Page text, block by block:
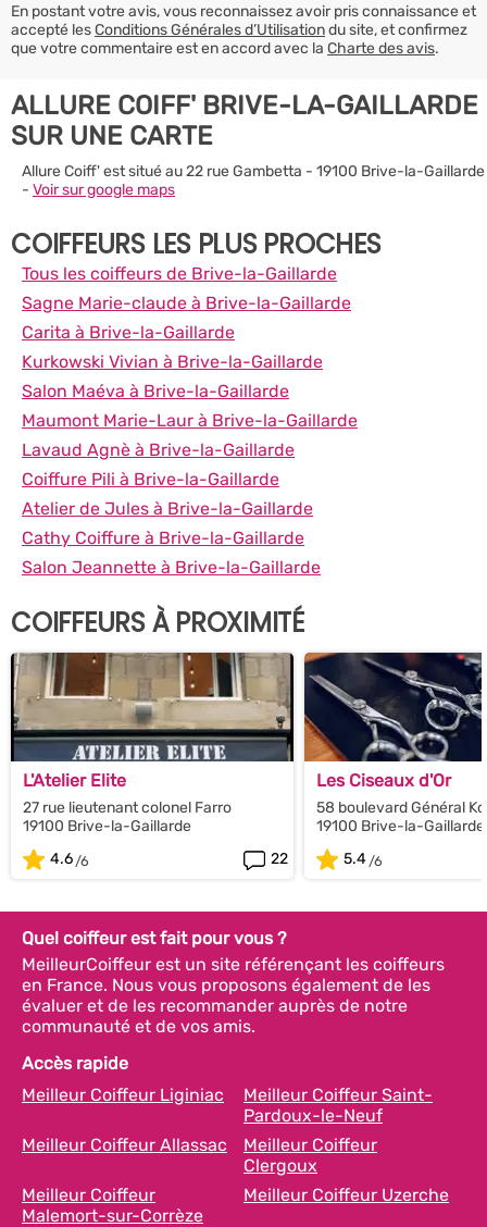
En postant votre avis, vous reconnaissez avoir pris connaissance et
accepté lesConditions Générales d’Utilisationdu site, et confirmez
que votre commentaire est en accord avec la Charte des avis.
ALLURE COIFF' BRIVE-LA-GAILLARDE
SUR UNE CARTE
Allure Coiff' est situé au 22 rue Gambetta - 19100 Brive-la-Gaillarde
- Voir sur google maps
COIFFEURS LES PLUS PROCHES
Tous les coiffeurs de Brive-la-Gaillarde
Sagne Marie-claude à Brive-la-Gaillarde
Carita à Brive-la-Gaillarde
Kurkowski Vivian à Brive-la-Gaillarde
Salon Maéva à Brive-la-Gaillarde
Maumont Marie-Laur à Brive-la-Gaillarde
Lavaud Agnè à Brive-la-Gaillarde
Coiffure Pili à Brive-la-Gaillarde
Atelier de Jules à Brive-la-Gaillarde
Cathy Coiffure à Brive-la-Gaillarde
Salon Jeannette à Brive-la-Gaillarde
COIFFEURS À PROXIMITÉ
L'Atelier Elite
27 rue lieutenant colonel Farro
19100 Brive-la-Gaillarde
4.6
22
Les Ciseaux d'Or
58 boulevard Général
19100 Brive-la-Gaillarde
5.4
Quel coiffeur est fait pour vous ?
MeilleurCoiffeur est un site référençant les coiffeurs
en France. Nous vous proposons également de les
évaluer et de les recommander auprès de notre
communauté et de vos amis.
Accès rapide
Meilleur Coiffeur Liginiac
Meilleur Coiffeur Saint-
Pardoux-le-Neuf
Meilleur Coiffeur Allassac
Meilleur Coiffeur
Clergoux
Meilleur Coiffeur
Malemort-sur-Corrèze
Meilleur Coiffeur Uzerche